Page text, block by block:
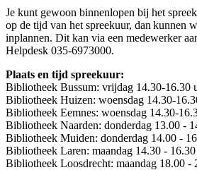
Je kunt gewoon binnenlopen bij het
op de tijd van het spreekuur, dan kunnen
inplannen. Dit kan via een medewerker
Helpdesk 035-6973000.
Plaats en tijd spreekuur:
Bibliotheek Bussum: vrijdag 14.30-16.30
Bibliotheek Huizen: woensdag 14.30-
Bibliotheek Eemnes: woensdag 14.30-
Bibliotheek Naarden: donderdag 13.00 -
Bibliotheek Muiden: donderdag 14.00 -
Bibliotheek Laren: maandag 14.30 -
Bibliotheek Loosdrecht: maandag 18.00 -